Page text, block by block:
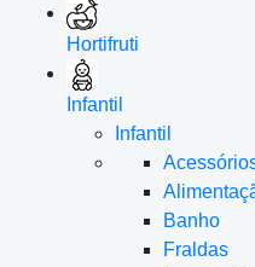
Hortifruti
Infantil
Infantil
Banho
Fraldas